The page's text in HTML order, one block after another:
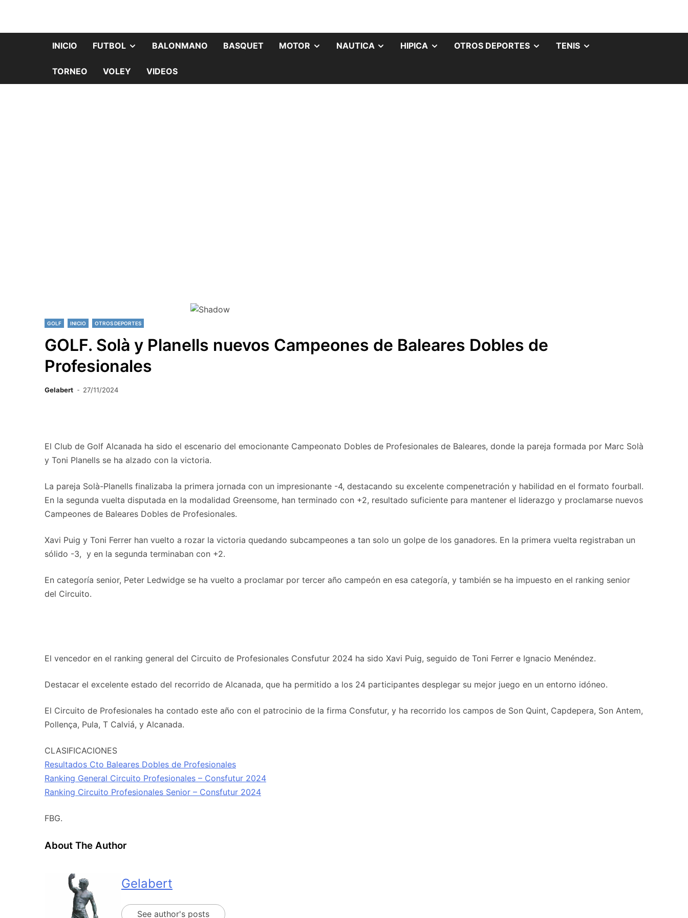
INICIO FUTBOL BALONMANO BASQUET MOTOR NAUTICA HIPICA OTROS DEPORTES TENIS
TORNEO VOLEY VIDEOS
GOLF INICIO OTROS DEPORTES
GOLF. Solà y Planells nuevos Campeones de Baleares Dobles de
Profesionales
Gelabert 27/11/2024
El Club de Golf Alcanada ha sido el escenario del emocionante Campeonato Dobles de Profesionales de Baleares, donde la pareja formada por Marc Solà
y Toni Planells se ha alzado con la victoria.
La pareja Solà-Planells finalizaba la primera jornada con un impresionante -4, destacando su excelente compenetración y habilidad en el formato fourball.
En la segunda vuelta disputada en la modalidad Greensome, han terminado con +2, resultado suficiente para mantener el liderazgo y proclamarse nuevos
Campeones de Baleares Dobles de Profesionales.
Xavi Puig y Toni Ferrer han vuelto a rozar la victoria quedando subcampeones a tan solo un golpe de los ganadores. En la primera vuelta registraban un
sólido -3, y en la segunda terminaban con +2.
En categoría senior, Peter Ledwidge se ha vuelto a proclamar por tercer año campeón en esa categoría, y también se ha impuesto en el ranking senior
del Circuito.
El vencedor en el ranking general del Circuito de Profesionales Consfutur 2024 ha sido Xavi Puig, seguido de Toni Ferrer e Ignacio Menéndez.
Destacar el excelente estado del recorrido de Alcanada, que ha permitido a los 24 participantes desplegar su mejor juego en un entorno idóneo.
El Circuito de Profesionales ha contado este año con el patrocinio de la firma Consfutur, y ha recorrido los campos de Son Quint, Capdepera, Son Antem,
Pollença, Pula, T Calviá, y Alcanada.
CLASIFICACIONES
Resultados Cto Baleares Dobles de Profesionales
Ranking General Circuito Profesionales – Consfutur 2024
Ranking Circuito Profesionales Senior – Consfutur 2024
FBG.
About The Author
Gelabert
See author's posts